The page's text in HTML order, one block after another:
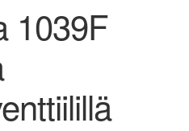
1039F